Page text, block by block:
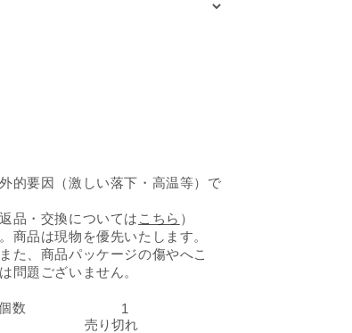
的要因（激しい落下・高温等）で
品・交換については こちら ）
品は現物を優先いたします。
た、商品パッケージの傷やへこ
問題ございません。
数伊藤園「Aroma Spa ゆず」の数量を減らす
売り切れ